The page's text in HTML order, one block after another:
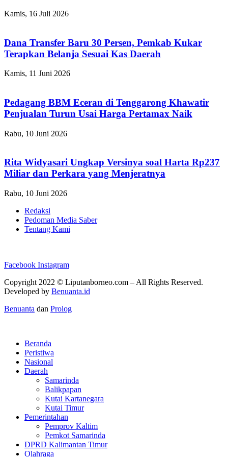
Kamis, 16 Juli 2026
Dana Transfer Baru 30 Persen, Pemkab Kukar
Terapkan Belanja Sesuai Kas Daerah
Kamis, 11 Juni 2026
Pedagang BBM Eceran di Tenggarong Khawatir
Penjualan Turun Usai Harga Pertamax Naik
Rabu, 10 Juni 2026
Rita Widyasari Ungkap Versinya soal Harta Rp237
Miliar dan Perkara yang Menjeratnya
Rabu, 10 Juni 2026
Redaksi
Pedoman Media Saber
Tentang Kami
Facebook Instagram
Copyright 2022 © Liputanborneo.com – All Rights Reserved.
Developed by Benuanta.id
Benuanta dan Prolog
Beranda
Peristiwa
Nasional
Daerah
Samarinda
Balikpapan
Kutai Kartanegara
Kutai Timur
Pemerintahan
Pemprov Kaltim
Pemkot Samarinda
DPRD Kalimantan Timur
Olahraga